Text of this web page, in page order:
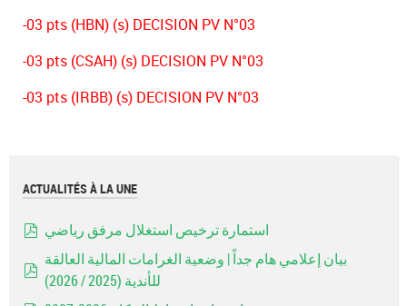
-03 pts (HBN) (s) DECISION PV N°03
-03 pts (CSAH) (s) DECISION PV N°03
-03 pts (IRBB) (s) DECISION PV N°03
ACTUALITÉS À LA UNE
استمارة ترخيص استغلال مرفق رياضي
pdf
بيان إعلامي هام جداً | وضعية الغرامات المالية العالقة
للأندية (2025 / 2026)